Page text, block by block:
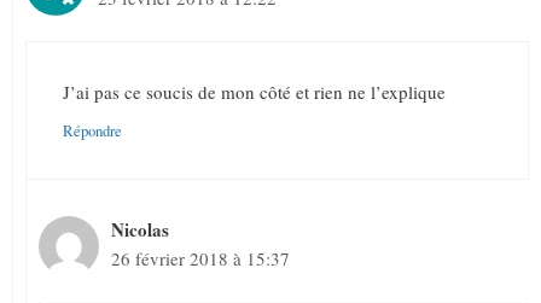
J’ai pas ce soucis de mon côté et rien ne l’explique
Répondre
Nicolas
26 février 2018 à 15:37